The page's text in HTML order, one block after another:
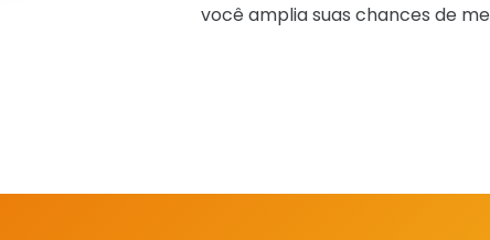
você amplia suas chances de